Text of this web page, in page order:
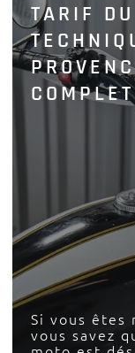
TARIF
COMPLET
Si vous êtes
vous savez